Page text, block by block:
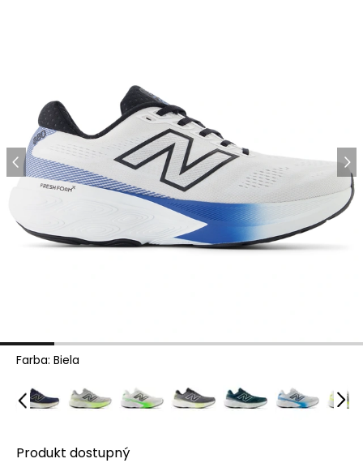
Farba: Biela
Produkt dostupný